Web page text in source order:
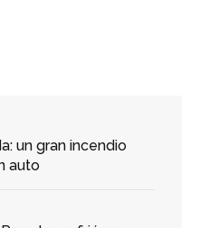
un gran incendio
auto